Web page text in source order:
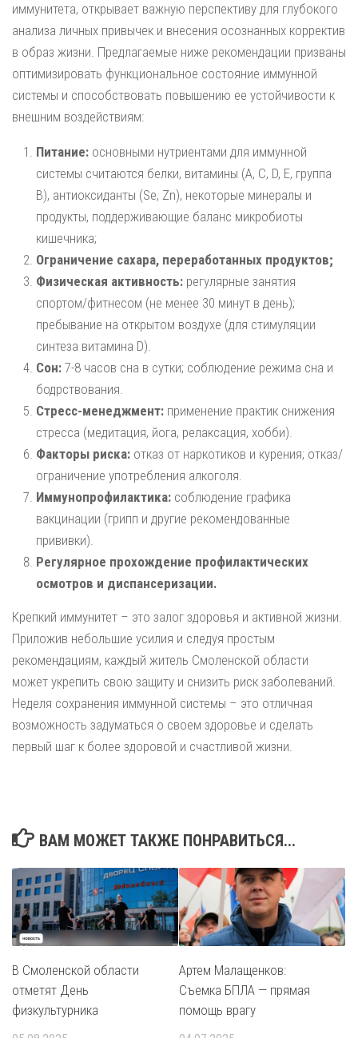
иммунитета, открывает важную перспективу для глубокого
анализа личных привычек и внесения осознанных корректив
в образ жизни. Предлагаемые ниже рекомендации призваны
оптимизировать функциональное состояние иммунной
системы и способствовать повышению ее устойчивости к
внешним воздействиям:
Питание: основными нутриентами для иммунной
системы считаются белки, витамины (А, C, D, E, группа
B), антиоксиданты (Se, Zn), некоторые минералы и
продукты, поддерживающие баланс микробиоты
кишечника;
Ограничение сахара, переработанных продуктов;
Физическая активность: регулярные занятия
спортом/фитнесом (не менее 30 минут в день);
пребывание на открытом воздухе (для стимуляции
синтеза витамина D).
Сон: 7-8 часов сна в сутки; соблюдение режима сна и
бодрствования.
Стресс-менеджмент: применение практик снижения
стресса (медитация, йога, релаксация, хобби).
Факторы риска: отказ от наркотиков и курения; отказ/
ограничение употребления алкоголя.
Иммунопрофилактика: соблюдение графика
вакцинации (грипп и другие рекомендованные
прививки).
Регулярное прохождение профилактических
осмотров и диспансеризации.
Крепкий иммунитет – это залог здоровья и активной жизни.
Приложив небольшие усилия и следуя простым
рекомендациям, каждый житель Смоленской области
может укрепить свою защиту и снизить риск заболеваний.
Неделя сохранения иммунной системы – это отличная
возможность задуматься о своем здоровье и сделать
первый шаг к более здоровой и счастливой жизни.
ВАМ МОЖЕТ ТАКЖЕ ПОНРАВИТЬСЯ...
В Смоленской области
отметят День
физкультурника
Артем Малащенков:
Съемка БПЛА — прямая
помощь врагу